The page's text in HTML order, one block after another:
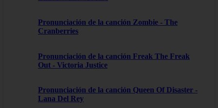
Pronunciación de la canción Zombie - The
Cranberries
Pronunciación de la canción Freak The Freak
Out - Victoria Justice
Pronunciación de la canción Queen Of Disaster -
Lana Del Rey